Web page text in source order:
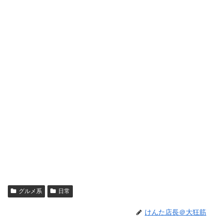
グルメ系 日常
けんた店長＠大狂筋